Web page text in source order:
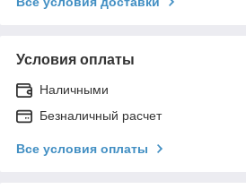
Условия оплаты
Наличными
Безналичный расчет
Все условия оплаты